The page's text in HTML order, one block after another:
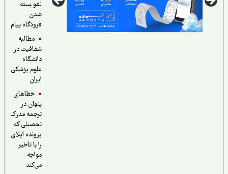
لغو بسته
فرودگاه پیام
مطالبه
شفافیت در
دانشگاه
علوم پزشکی
خطاهای
پنهان در
ترجمه مدرک
تحصیلی که
پرونده اپلای
را با تاخیر